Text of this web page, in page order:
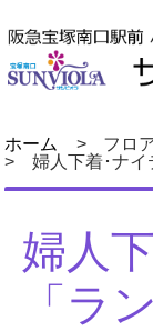
ホーム
フロ
婦人下着･ナイ
婦人
「ラ